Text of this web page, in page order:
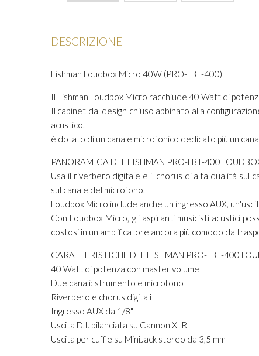
DESCRIZIONE
Fishman Loudbox Micro 40W (PRO-LBT-400)
Il Fishman Loudbox Micro racchiude 40 Watt di
Il cabinet dal design chiuso abbinato alla
acustico.
è dotato di un canale microfonico dedicato più un
PANORAMICA DEL FISHMAN PRO-LBT-400
Usa il riverbero digitale e il chorus di alta qualità
sul canale del microfono.
Loudbox Micro include anche un ingresso AUX,
Con Loudbox Micro, gli aspiranti musicisti acustici
costosi in un amplificatore ancora più comodo da
CARATTERISTICHE DEL FISHMAN PRO-LBT-400
40 Watt di potenza con master volume
Due canali: strumento e microfono
Riverbero e chorus digitali
Ingresso AUX da 1/8"
Uscita D.I. bilanciata su Cannon XLR
Uscita per cuffie su MiniJack stereo da 3,5 mm